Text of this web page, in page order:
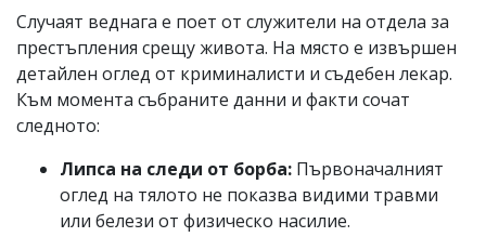
Случаят веднага е поет от служители на отдела за
престъпления срещу живота. На място е извършен
детайлен оглед от криминалисти и съдебен лекар.
Към момента събраните данни и факти сочат
следното:
Липса на следи от борба: Първоначалният
оглед на тялото не показва видими травми
или белези от физическо насилие.